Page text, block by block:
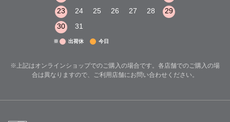
23
24 25 26 27 28
29
30
31
※ 出荷休 今日
※上記はオンラインショップでのご購入の場合です。各店舗でのご購入の場
合は異なりますので、ご利用店舗にお問い合わせください。